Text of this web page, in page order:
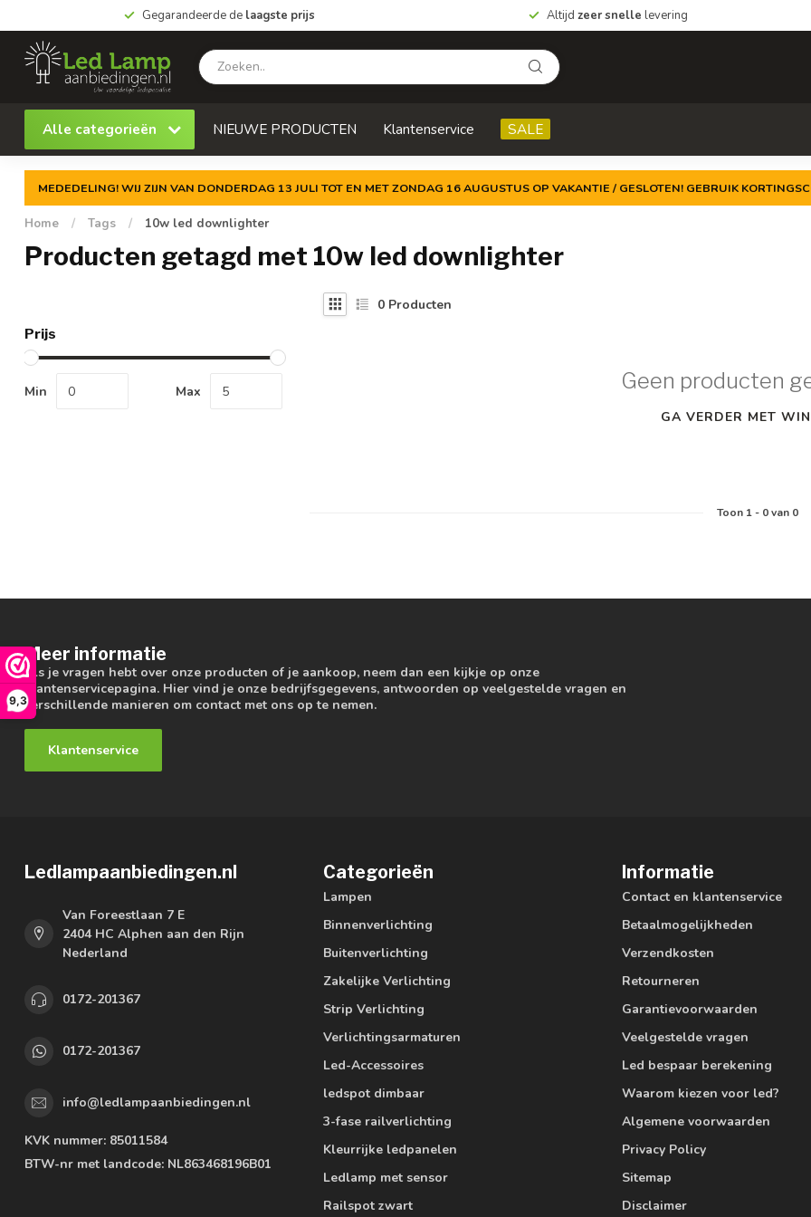
9,3
Gegarandeerde de laagste prijs Altijd zeer snelle levering
Alle categorieën NIEUWE PRODUCTEN Klantenservice SALE
MEDEDELING! WIJ ZIJN VAN DONDERDAG 13 JULI TOT EN MET ZONDAG 16 AUGUSTUS OP VAKANTIE / GESLOTEN! GEBRUIK
Home / Tags / 10w led downlighter
Producten getagd met 10w led downlighter
Prijs
Min Max
0 Producten
Geen producten
GA VERDER MET
Toon 1- 0van 0
Meer informatie
Als je vragen hebt over onze producten of je aankoop, neem dan een kijkje op onze
klantenservicepagina. Hier vind je onze bedrijfsgegevens, antwoorden op veelgestelde vragen en
verschillende manieren om contact met ons op te nemen.
Klantenservice
Ledlampaanbiedingen.nl
Van Foreestlaan 7 E
2404 HC Alphen aan den Rijn
Nederland
0172-201367
0172-201367
info@ledlampaanbiedingen.nl
KVK nummer: 85011584
BTW-nr met landcode: NL863468196B01
Categorieën
Lampen
Binnenverlichting
Buitenverlichting
Zakelijke Verlichting
Strip Verlichting
Verlichtingsarmaturen
Led-Accessoires
ledspot dimbaar
3-fase railverlichting
Kleurrijke ledpanelen
Ledlamp met sensor
Railspot zwart
Informatie
Contact en klantenservice
Betaalmogelijkheden
Verzendkosten
Retourneren
Garantievoorwaarden
Veelgestelde vragen
Led bespaar berekening
Waarom kiezen voor led?
Algemene voorwaarden
Privacy Policy
Sitemap
Disclaimer